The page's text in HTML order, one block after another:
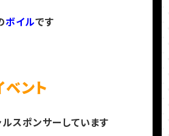
ボイルです
ント
スポンサーしています